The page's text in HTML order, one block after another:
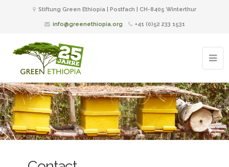
Stiftung Green Ethiopia | Postfach | CH-8405 Winterthur
info@greenethiopia.org +41 (0)52 233 1531